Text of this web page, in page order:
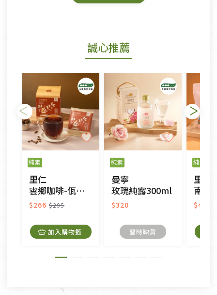
鑑賞期商品說明：
若您購買的商品有下列「不適用七天鑑賞期商品」情
形者，除商品瑕疵以外，恕不接受退換貨.
依消保法之規定提供該商品七天免費鑑賞期(含例假
日)的服務，原則上若商品未經使用或被汙損(除商品
瑕疵)，一般皆可申請退換貨。
不適用七天鑑賞期商品：
以數位或電磁紀錄形式儲存之商品、易於變質或損壞
之商品、以及性質上無法或不適合退換之商品：如
CD、VCD、DVD、電腦軟體，若產品瑕疵無法讀取僅
接受原片換新。
衣飾鞋類-如T恤，如於送達後水洗或污損者。
美容保養用品、內衣褲、襪子、口罩等私人消耗性產
內衣褲、襪子、口罩個人衛生用品除商品本身有瑕疵
外,依據《通訊交易解除權合理例外情事適用準
誠心推薦
純素
里仁
雲鄉咖啡-佤香之息(濾掛式)
$266 $295
加入購物籃
純素
曼寧
玫瑰純露300ml
$320
暫時缺貨
純素
里仁
南非國
$400